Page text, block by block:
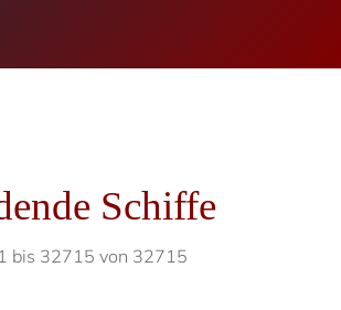
Schiffe
bis 32715 von 32715